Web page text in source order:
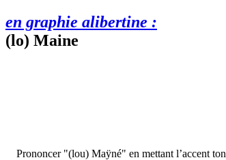
en graphie alibertine :
(lo) Maine
Prononcer "(lou) Maÿné" en mettant l’accent